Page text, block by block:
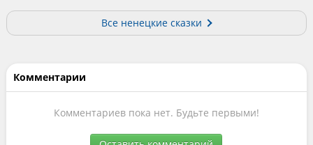
Все ненецкие сказки
Комментарии
Комментариев пока нет. Будьте первыми!